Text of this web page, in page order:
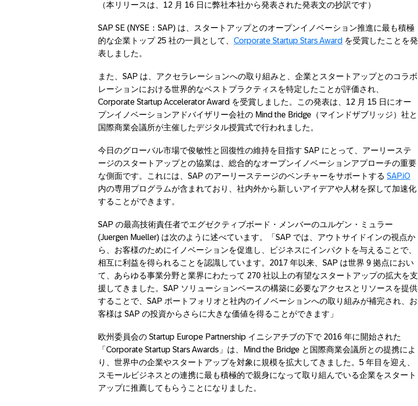
（本リリースは、12 月 16 日に弊社本社から発表された発表文の抄訳です）
SAP SE (NYSE：SAP) は、スタートアップとのオープンイノベーション推進に最も積極
的な企業トップ 25 社の一員として、 Corporate Startup Stars Award を受賞したことを発
表しました。
また、SAP は、アクセラレーションへの取り組みと、企業とスタートアップとのコラボ
レーションにおける世界的なベストプラクティスを特定したことが評価され、
Corporate Startup Accelerator Award を受賞しました。この発表は、12 月 15 日にオー
プンイノベーションアドバイザリー会社の Mind the Bridge（マインドザブリッジ）社と
国際商業会議所が主催したデジタル授賞式で行われました。
今日のグローバル市場で俊敏性と回復性の維持を目指す SAP にとって、アーリーステ
ージのスタートアップとの協業は、総合的なオープンイノベーションアプローチの重要
な側面です。これには、SAP のアーリーステージのベンチャーをサポートする SAP.iO
内の専用プログラムが含まれており、社内外から新しいアイデアや人材を探して加速化
することができます。
SAP の最高技術責任者でエグゼクティブボード・メンバーのユルゲン・ミュラー
(Juergen Mueller) は次のように述べています。「SAP では、アウトサイドインの視点か
ら、お客様のためにイノベーションを促進し、ビジネスにインパクトを与えることで、
相互に利益を得られることを認識しています。2017 年以来、SAP は世界 9 拠点におい
て、あらゆる事業分野と業界にわたって 270 社以上の有望なスタートアップの拡大を支
援してきました。SAP ソリューションベースの構築に必要なアクセスとリソースを提供
することで、SAP ポートフォリオと社内のイノベーションへの取り組みが補完され、お
客様は SAP の投資からさらに大きな価値を得ることができます」
欧州委員会の Startup Europe Partnership イニシアチブの下で 2016 年に開始された
「Corporate Startup Stars Awards」は、Mind the Bridge と国際商業会議所との提携によ
り、世界中の企業やスタートアップを対象に規模を拡大してきました。5 年目を迎え、
スモールビジネスとの連携に最も積極的で親身になって取り組んでいる企業をスタート
アップに推薦してもらうことになりました。